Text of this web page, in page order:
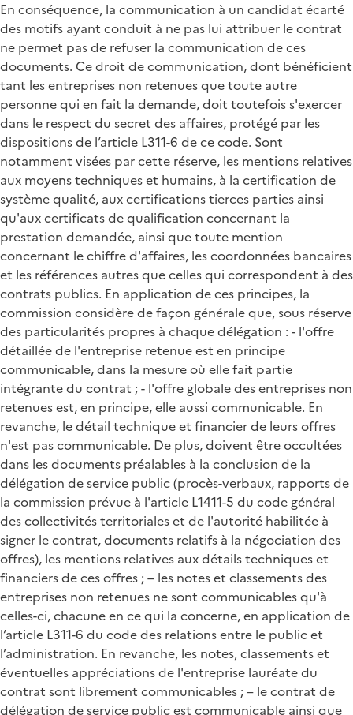
En conséquence, la communication à un candidat écarté
des motifs ayant conduit à ne pas lui attribuer le contrat
ne permet pas de refuser la communication de ces
documents. Ce droit de communication, dont bénéficient
tant les entreprises non retenues que toute autre
personne qui en fait la demande, doit toutefois s'exercer
dans le respect du secret des affaires, protégé par les
dispositions de l’article L311-6 de ce code. Sont
notamment visées par cette réserve, les mentions relatives
aux moyens techniques et humains, à la certification de
système qualité, aux certifications tierces parties ainsi
qu'aux certificats de qualification concernant la
prestation demandée, ainsi que toute mention
concernant le chiffre d'affaires, les coordonnées bancaires
et les références autres que celles qui correspondent à des
contrats publics. En application de ces principes, la
commission considère de façon générale que, sous réserve
des particularités propres à chaque délégation : - l'offre
détaillée de l'entreprise retenue est en principe
communicable, dans la mesure où elle fait partie
intégrante du contrat ; - l'offre globale des entreprises non
retenues est, en principe, elle aussi communicable. En
revanche, le détail technique et financier de leurs offres
n'est pas communicable. De plus, doivent être occultées
dans les documents préalables à la conclusion de la
délégation de service public (procès-verbaux, rapports de
la commission prévue à l'article L1411-5 du code général
des collectivités territoriales et de l'autorité habilitée à
signer le contrat, documents relatifs à la négociation des
offres), les mentions relatives aux détails techniques et
financiers de ces offres ; – les notes et classements des
entreprises non retenues ne sont communicables qu'à
celles-ci, chacune en ce qui la concerne, en application de
l’article L311-6 du code des relations entre le public et
l’administration. En revanche, les notes, classements et
éventuelles appréciations de l'entreprise lauréate du
contrat sont librement communicables ; – le contrat de
délégation de service public est communicable ainsi que